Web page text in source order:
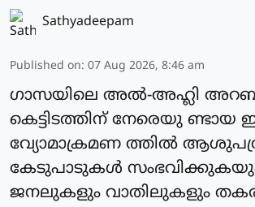
Sathyadeepam
Published on: 07 Aug 2026, 8:46 am
ഗാസയിലെ അല്‍-അഹ്ലി
കെട്ടിടത്തിന് നേരെയു ണ്ടായ
വ്യോമാക്രമണ ത്തില്‍
കേടുപാടുകള്‍
ജനലുകളും വാതിലുകളും